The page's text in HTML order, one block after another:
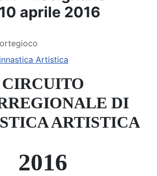
aprile 2016
Artistica
CIRCUITO
DI
ARTISTICA
2016